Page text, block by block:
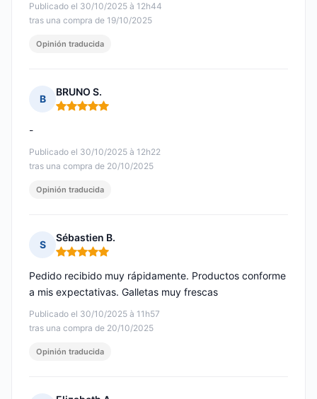
Publicado el 30/10/2025 à 12h44
tras una compra de 19/10/2025
Opinión traducida
B
BRUNO S.
Nota: 5 de 5
Publicado el 30/10/2025 à 12h22
tras una compra de 20/10/2025
-
Opinión traducida
S
Sébastien B.
Nota: 5 de 5
Publicado el 30/10/2025 à 11h57
tras una compra de 20/10/2025
Pedido recibido muy rápidamente. Productos conforme
a mis expectativas. Galletas muy frescas
Opinión traducida